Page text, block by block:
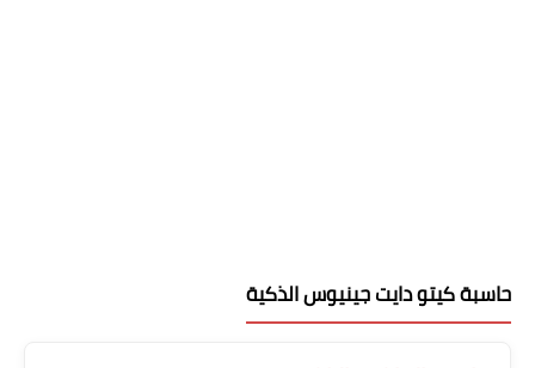
حاسبة كيتو دايت جينيوس الذكية